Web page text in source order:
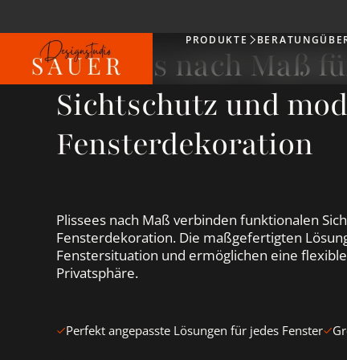
Produkte
PRODUKTE BERATUNG
Plissees nach Maß
Sichtschutz und
Fensterdekoration
Plissees nach Maß verbinden funktionalen
Fensterdekoration. Die maßgefertigten
Fenstersituation und ermöglichen eine
Privatsphäre.
Perfekt angepasste Lösungen für jedes Fenster